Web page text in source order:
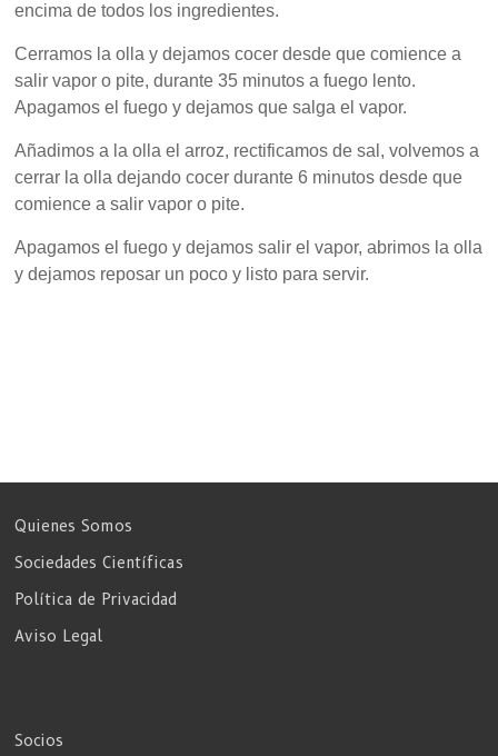
encima de todos los ingredientes.
Cerramos la olla y dejamos cocer desde que comience a
salir vapor o pite, durante 35 minutos a fuego lento.
Apagamos el fuego y dejamos que salga el vapor.
Añadimos a la olla el arroz, rectificamos de sal, volvemos a
cerrar la olla dejando cocer durante 6 minutos desde que
comience a salir vapor o pite.
Apagamos el fuego y dejamos salir el vapor, abrimos la olla
y dejamos reposar un poco y listo para servir.
Quienes Somos
Sociedades Científicas
Política de Privacidad
Aviso Legal
Socios